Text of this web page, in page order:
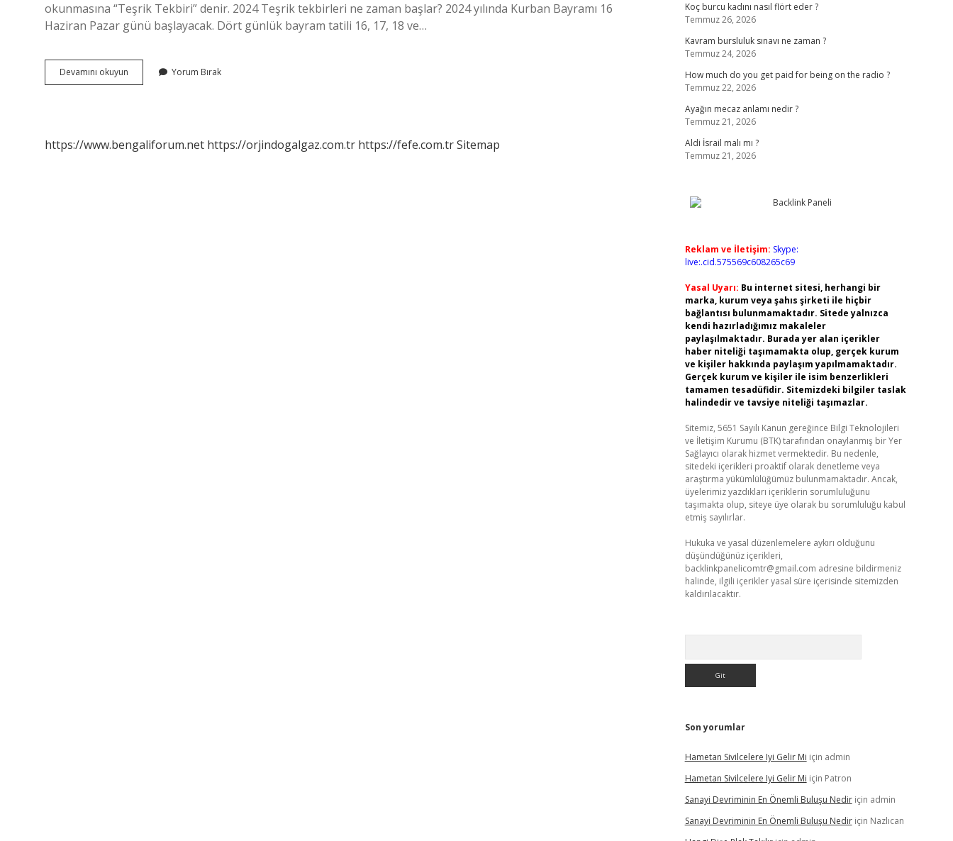
okunmasına “Teşrik Tekbiri” denir. 2024 Teşrik tekbirleri ne zaman başlar? 2024 yılında Kurban Bayramı 16
Haziran Pazar günü başlayacak. Dört günlük bayram tatili 16, 17, 18 ve…
Devamını okuyun
Tekbiri
Yorum Bırak
https://www.bengaliforum.net https://orjindogalgaz.com.tr https://fefe.com.trSitemap
Koç burcu kadını nasıl flört eder ?
Temmuz 26, 2026
Kavram bursluluk sınavı ne zaman ?
Temmuz 24, 2026
How much do you get paid for being on the radio ?
Temmuz 22, 2026
Ayağın mecaz anlamı nedir ?
Temmuz 21, 2026
Aldi İsrail malı mı ?
Temmuz 21, 2026
Reklam ve İletişim: Skype:
live:.cid.575569c608265c69
Yasal Uyarı: Bu internet sitesi, herhangi bir
marka, kurum veya şahıs şirketi ile hiçbir
bağlantısı bulunmamaktadır. Sitede yalnızca
kendi hazırladığımız makaleler
paylaşılmaktadır. Burada yer alan içerikler
haber niteliği taşımamakta olup, gerçek kurum
ve kişiler hakkında paylaşım yapılmamaktadır.
Gerçek kurum ve kişiler ile isim benzerlikleri
tamamen tesadüfidir. Sitemizdeki bilgiler taslak
halindedir ve tavsiye niteliği taşımazlar.
Sitemiz, 5651 Sayılı Kanun gereğince Bilgi Teknolojileri
ve İletişim Kurumu (BTK) tarafından onaylanmış bir Yer
Sağlayıcı olarak hizmet vermektedir. Bu nedenle,
sitedeki içerikleri proaktif olarak denetleme veya
araştırma yükümlülüğümüz bulunmamaktadır. Ancak,
üyelerimiz yazdıkları içeriklerin sorumluluğunu
taşımakta olup, siteye üye olarak bu sorumluluğu kabul
etmiş sayılırlar.
Hukuka ve yasal düzenlemelere aykırı olduğunu
düşündüğünüz içerikleri,
backlinkpanelicomtr@gmail.com adresine bildirmeniz
halinde, ilgili içerikler yasal süre içerisinde sitemizden
kaldırılacaktır.
Son yorumlar
Hametan Sivilcelere Iyi Gelir Mi için admin
Hametan Sivilcelere Iyi Gelir Mi için Patron
Sanayi Devriminin En Önemli Buluşu Nediriçin admin
Sanayi Devriminin En Önemli Buluşu Nediriçin Nazlıcan